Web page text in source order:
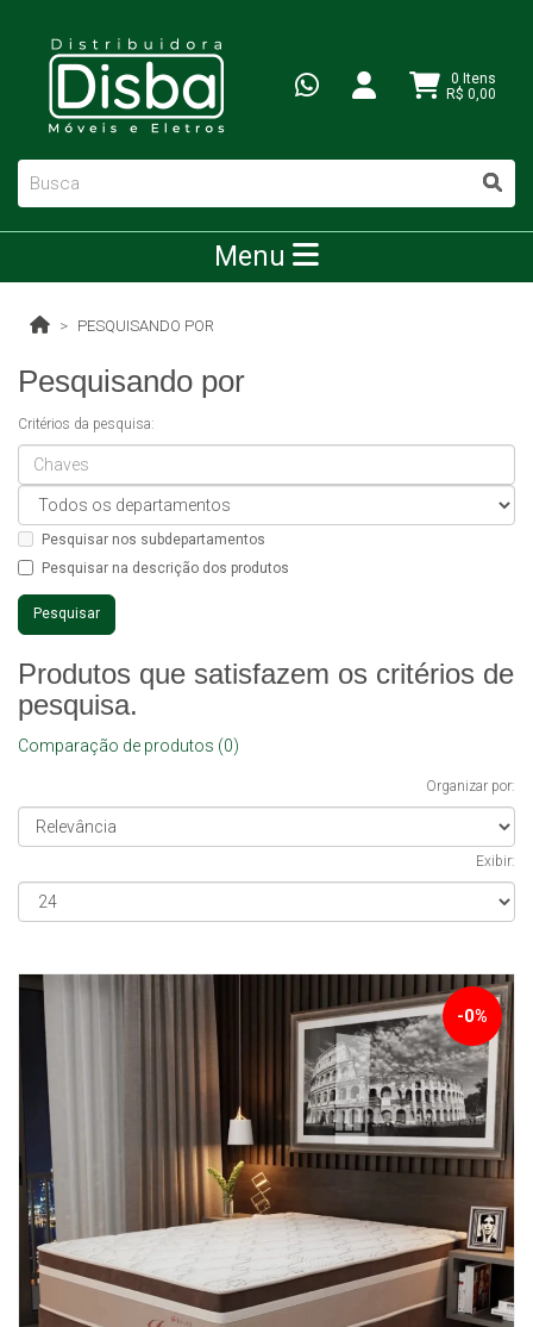
0 Itens
R$ 0,00
Menu
PESQUISANDO POR
Pesquisando por
Critérios da pesquisa:
Pesquisar nos subdepartamentos
Pesquisar na descrição dos produtos
Produtos que satisfazem os critérios de
pesquisa.
Comparação de produtos (0)
Organizar por:
Exibir:
-0%